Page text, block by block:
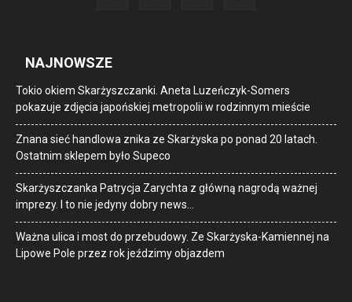
NAJNOWSZE
Tokio okiem Skarżyszczanki. Aneta Luzeńczyk-Somers
pokazuje zdjęcia japońskiej metropolii w rodzinnym mieście
Znana sieć handlowa znika ze Skarżyska po ponad 20 latach.
Ostatnim sklepem było Supeco
Skarżyszczanka Patrycja Zarychta z główną nagrodą ważnej
imprezy. I to nie jedyny dobry news…
Ważna ulica i most do przebudowy. Ze Skarżyska-Kamiennej na
Lipowe Pole przez rok jeździmy objazdem